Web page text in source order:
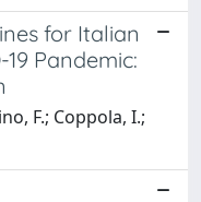
for Italian
Pandemic:
F.; Coppola, I.;